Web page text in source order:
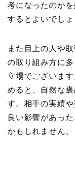
考になったのか
するとよいでしょ
また目上の人や
の取り組み方に
立場でございま
めると、自然な
す。相手の実績
良い影響があっ
かもしれません。